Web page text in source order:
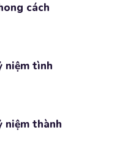
cách
niệm tình
niệm thành